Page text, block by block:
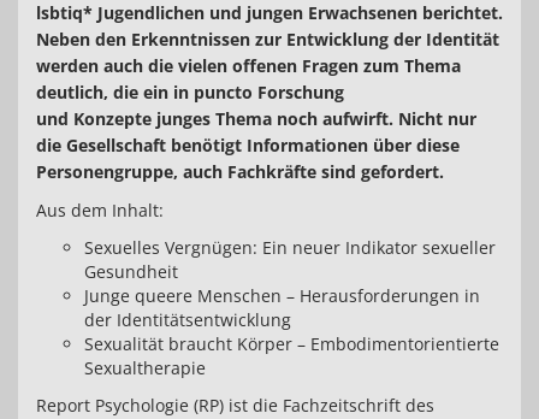
lsbtiq* Jugendlichen und jungen Erwachsenen berichtet.
Neben den Erkenntnissen zur Entwicklung der Identität
werden auch die vielen offenen Fragen zum Thema
deutlich, die ein in puncto Forschung
und Konzepte junges Thema noch aufwirft. Nicht nur
die Gesellschaft benötigt Informationen über diese
Personengruppe, auch Fachkräfte sind gefordert.
Aus dem Inhalt:
Sexuelles Vergnügen: Ein neuer Indikator sexueller
Gesundheit
Junge queere Menschen – Herausforderungen in
der Identitätsentwicklung
Sexualität braucht Körper – Embodimentorientierte
Sexualtherapie
Report Psychologie (RP) ist die Fachzeitschrift des